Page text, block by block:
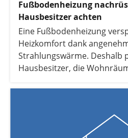
Fußbodenheizung
Hausbesitzer achten
Eine Fußbodenheizung
Heizkomfort dank
Strahlungswärme. Deshalb
Hausbesitzer, die
Ihnen mögliche Optionen